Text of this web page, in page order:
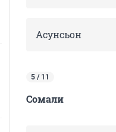
Асунсьон
5 / 11
Сомали